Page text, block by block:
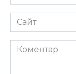
*
Сайт
Коментар